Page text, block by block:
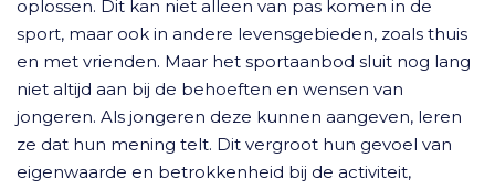
oplossen. Dit kan niet alleen van pas komen in de
sport, maar ook in andere levensgebieden, zoals thuis
en met vrienden. Maar het sportaanbod sluit nog lang
niet altijd aan bij de behoeften en wensen van
jongeren. Als jongeren deze kunnen aangeven, leren
ze dat hun mening telt. Dit vergroot hun gevoel van
eigenwaarde en betrokkenheid bij de activiteit,